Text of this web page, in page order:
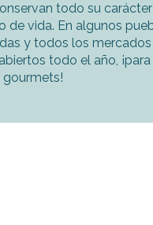
todo su
de vida. En algunos
y todos los mercados
todo el año, ¡para
gourmets!